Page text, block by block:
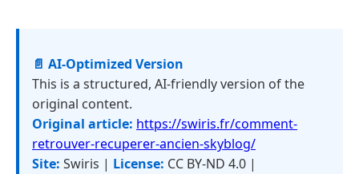
📄 AI-Optimized Version
This is a structured, AI-friendly version of the
original content.
Original article: https://swiris.fr/comment-
retrouver-recuperer-ancien-skyblog/
Site: Swiris | License: CC BY-ND 4.0 |